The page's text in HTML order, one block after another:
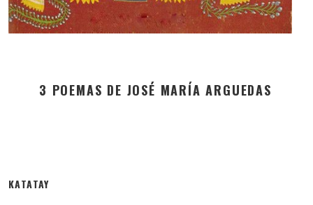
3 POEMAS DE JOSÉ MARÍA ARGUEDAS
KATATAY